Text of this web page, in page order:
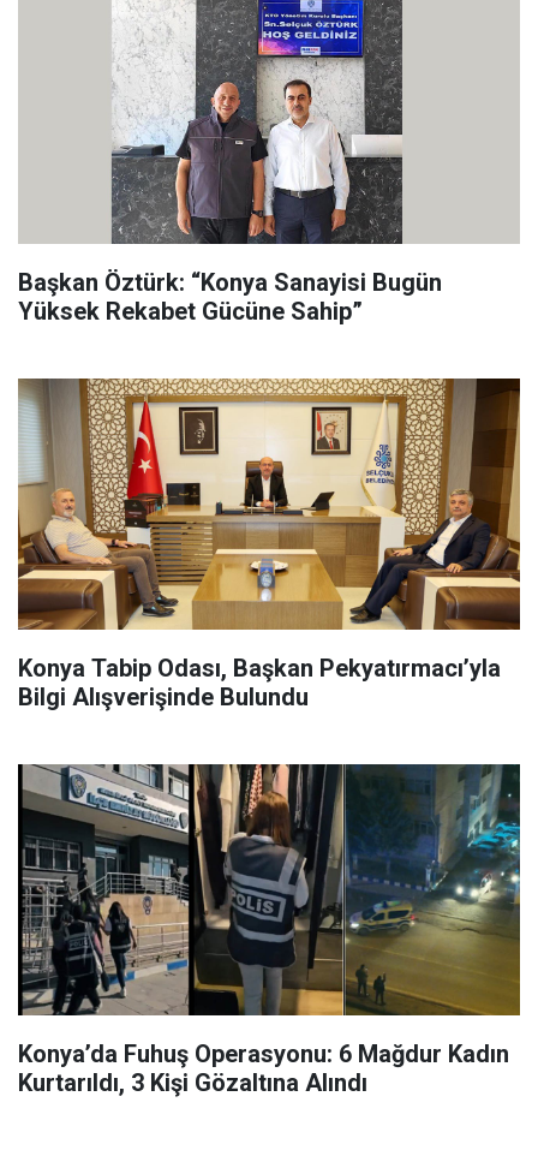
Başkan Öztürk: “Konya Sanayisi Bugün
Yüksek Rekabet Gücüne Sahip”
Konya Tabip Odası, Başkan Pekyatırmacı’yla
Bilgi Alışverişinde Bulundu
Konya’da Fuhuş Operasyonu: 6 Mağdur Kadın
Kurtarıldı, 3 Kişi Gözaltına Alındı